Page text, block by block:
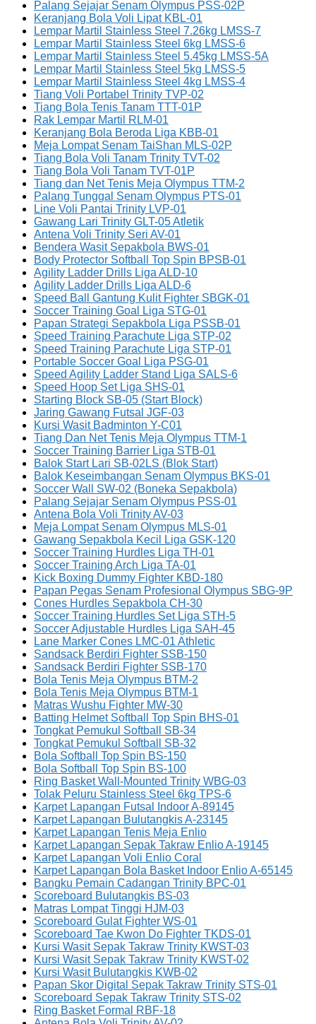
Palang Sejajar Senam Olympus PSS-02P
Keranjang Bola Voli Lipat KBL-01
Lempar Martil Stainless Steel 7.26kg LMSS-7
Lempar Martil Stainless Steel 6kg LMSS-6
Lempar Martil Stainless Steel 5.45kg LMSS-5A
Lempar Martil Stainless Steel 5kg LMSS-5
Lempar Martil Stainless Steel 4kg LMSS-4
Tiang Voli Portabel Trinity TVP-02
Tiang Bola Tenis Tanam TTT-01P
Rak Lempar Martil RLM-01
Keranjang Bola Beroda Liga KBB-01
Meja Lompat Senam TaiShan MLS-02P
Tiang Bola Voli Tanam Trinity TVT-02
Tiang Bola Voli Tanam TVT-01P
Tiang dan Net Tenis Meja Olympus TTM-2
Palang Tunggal Senam Olympus PTS-01
Line Voli Pantai Trinity LVP-01
Gawang Lari Trinity GLT-05 Atletik
Antena Voli Trinity Seri AV-01
Bendera Wasit Sepakbola BWS-01
Body Protector Softball Top Spin BPSB-01
Agility Ladder Drills Liga ALD-10
Agility Ladder Drills Liga ALD-6
Speed Ball Gantung Kulit Fighter SBGK-01
Soccer Training Goal Liga STG-01
Papan Strategi Sepakbola Liga PSSB-01
Speed Training Parachute Liga STP-02
Speed Training Parachute Liga STP-01
Portable Soccer Goal Liga PSG-01
Speed Agility Ladder Stand Liga SALS-6
Speed Hoop Set Liga SHS-01
Starting Block SB-05 (Start Block)
Jaring Gawang Futsal JGF-03
Kursi Wasit Badminton Y-C01
Tiang Dan Net Tenis Meja Olympus TTM-1
Soccer Training Barrier Liga STB-01
Balok Start Lari SB-02LS (Blok Start)
Balok Keseimbangan Senam Olympus BKS-01
Soccer Wall SW-02 (Boneka Sepakbola)
Palang Sejajar Senam Olympus PSS-01
Antena Bola Voli Trinity AV-03
Meja Lompat Senam Olympus MLS-01
Gawang Sepakbola Kecil Liga GSK-120
Soccer Training Hurdles Liga TH-01
Soccer Training Arch Liga TA-01
Kick Boxing Dummy Fighter KBD-180
Papan Pegas Senam Profesional Olympus SBG-9P
Cones Hurdles Sepakbola CH-30
Soccer Training Hurdles Set Liga STH-5
Soccer Adjustable Hurdles Liga SAH-45
Lane Marker Cones LMC-01 Athletic
Sandsack Berdiri Fighter SSB-150
Sandsack Berdiri Fighter SSB-170
Bola Tenis Meja Olympus BTM-2
Bola Tenis Meja Olympus BTM-1
Matras Wushu Fighter MW-30
Batting Helmet Softball Top Spin BHS-01
Tongkat Pemukul Softball SB-34
Tongkat Pemukul Softball SB-32
Bola Softball Top Spin BS-150
Bola Softball Top Spin BS-100
Ring Basket Wall-Mounted Trinity WBG-03
Tolak Peluru Stainless Steel 6kg TPS-6
Karpet Lapangan Futsal Indoor A-89145
Karpet Lapangan Bulutangkis A-23145
Karpet Lapangan Tenis Meja Enlio
Karpet Lapangan Sepak Takraw Enlio A-19145
Karpet Lapangan Voli Enlio Coral
Karpet Lapangan Bola Basket Indoor Enlio A-65145
Bangku Pemain Cadangan Trinity BPC-01
Scoreboard Bulutangkis BS-03
Matras Lompat Tinggi HJM-03
Scoreboard Gulat Fighter WS-01
Scoreboard Tae Kwon Do Fighter TKDS-01
Kursi Wasit Sepak Takraw Trinity KWST-03
Kursi Wasit Sepak Takraw Trinity KWST-02
Kursi Wasit Bulutangkis KWB-02
Papan Skor Digital Sepak Takraw Trinity STS-01
Scoreboard Sepak Takraw Trinity STS-02
Ring Basket Formal RBF-18